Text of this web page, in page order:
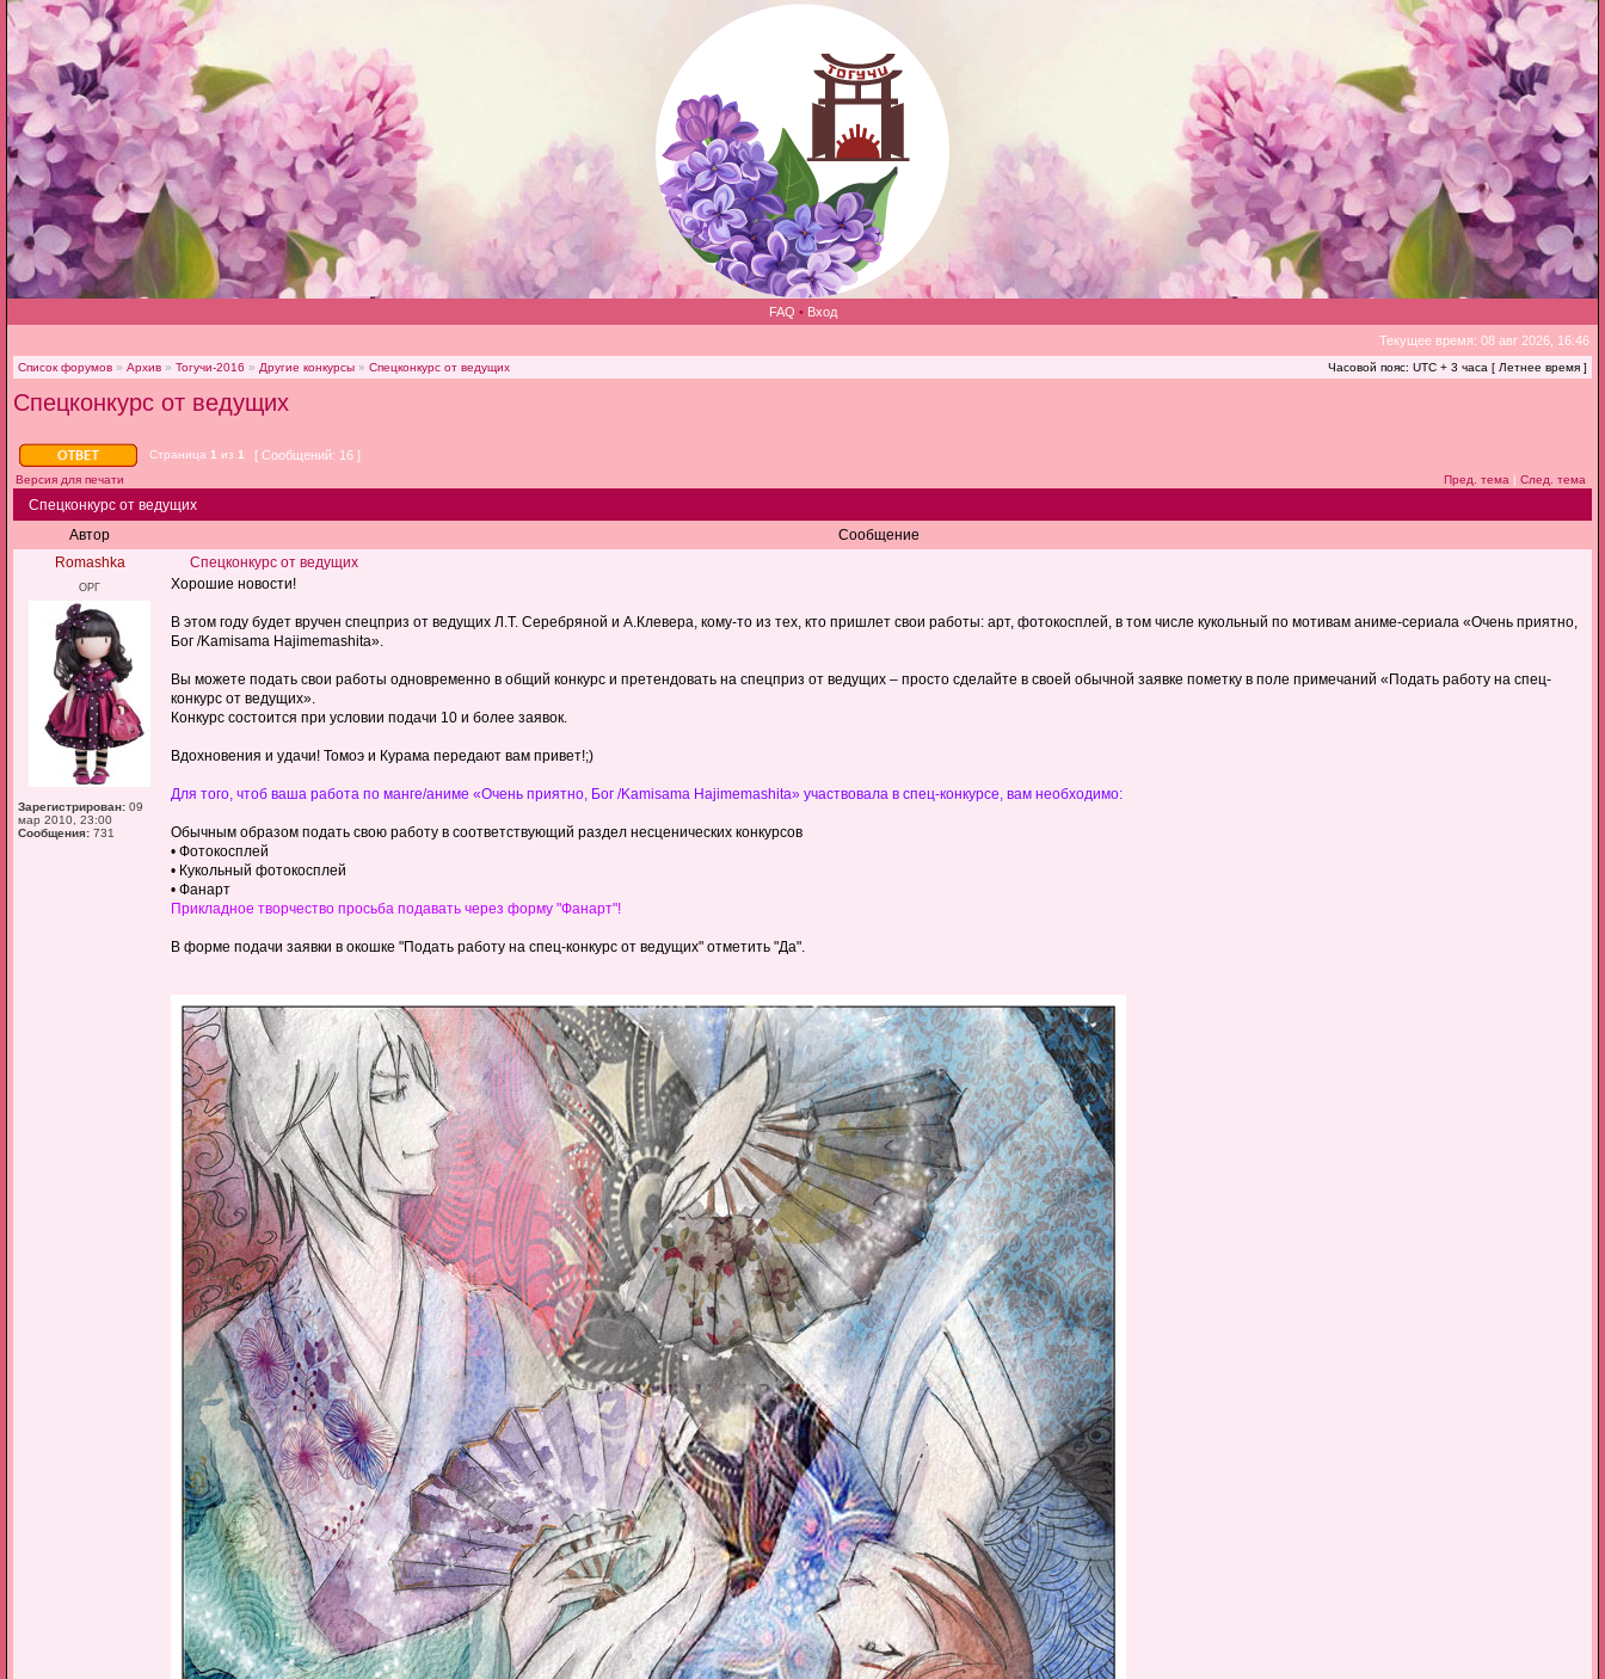
FAQ • Вход
Текущее время: 08 авг 2026, 16:46
Список форумов » Архив » Тогучи-2016 » Другие конкурсы » Спецконкурс от ведущих Часовой пояс: UTC + 3 часа [ Летнее время ]
Спецконкурс от ведущих
Страница 1 из 1 [ Сообщений: 16 ]
Версия для печати Пред. тема | След. тема
Спецконкурс от ведущих
Автор
Сообщение
Romashka
ОРГ
Зарегистрирован: 09
мар 2010, 23:00
Сообщения: 731
Спецконкурс от ведущих
Хорошие новости!
В этом году будет вручен спецприз от ведущих Л.Т. Серебряной и А.Клевера, кому-то из тех, кто пришлет свои работы: арт, фотокосплей, в том числе кукольный по мотивам аниме-сериала «Очень приятно,
Бог /Kamisama Hajimemashita».
Вы можете подать свои работы одновременно в общий конкурс и претендовать на спецприз от ведущих – просто сделайте в своей обычной заявке пометку в поле примечаний «Подать работу на спец-
конкурс от ведущих».
Конкурс состоится при условии подачи 10 и более заявок.
Вдохновения и удачи! Томоэ и Курама передают вам привет!;)
Для того, чтоб ваша работа по манге/аниме «Очень приятно, Бог /Kamisama Hajimemashita» участвовала в спец-конкурсе, вам необходимо:
Обычным образом подать свою работу в соответствующий раздел несценических конкурсов
• Фотокосплей
• Кукольный фотокосплей
• Фанарт
Прикладное творчество просьба подавать через форму "Фанарт"!
В форме подачи заявки в окошке "Подать работу на спец-конкурс от ведущих" отметить "Да".